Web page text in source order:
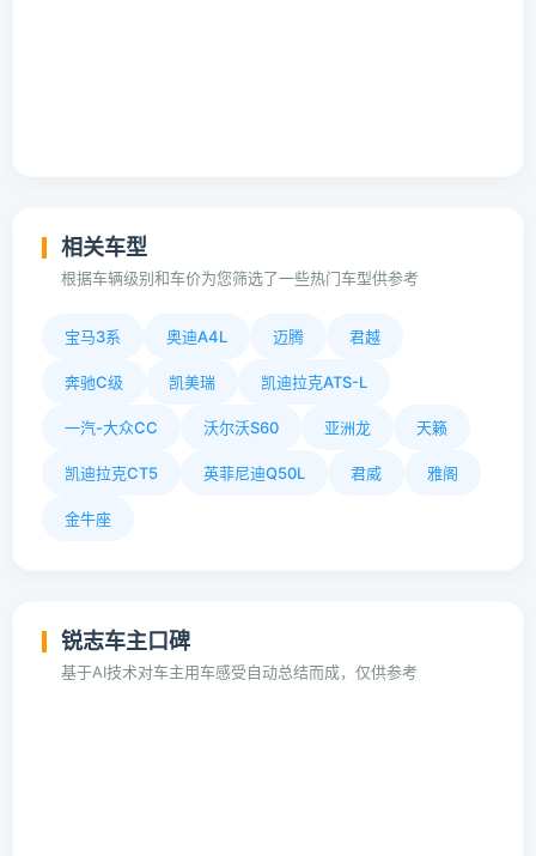
相关车型
根据车辆级别和车价为您筛选了一些热门车型供参考
宝马3系 奥迪A4L 迈腾 君越
奔驰C级 凯美瑞 凯迪拉克ATS-L
一汽-大众CC 沃尔沃S60 亚洲龙 天籁
凯迪拉克CT5 英菲尼迪Q50L 君威 雅阁
金牛座
锐志车主口碑
基于AI技术对车主用车感受自动总结而成，仅供参考